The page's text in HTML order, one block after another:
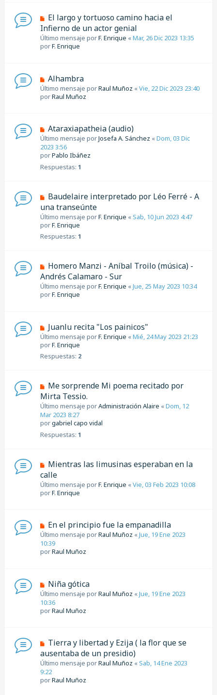
El largo y tortuoso camino hacia el
Infierno de un actor genial
Último mensaje porF. Enrique «Mar, 26 Dic 2023 13:35
porF. Enrique
Alhambra
Último mensaje porRaul Muñoz «Vie, 22 Dic 2023 23:40
porRaul Muñoz
Ataraxiapatheia (audio)
Último mensaje porJosefa A. Sánchez «Dom, 03 Dic
2023 3:56
porPablo Ibáñez
Respuestas: 1
Baudelaire interpretado por Léo Ferré - A
una transeúnte
Último mensaje porF. Enrique «Sab, 10 Jun 2023 4:47
porF. Enrique
Respuestas: 1
Homero Manzi - Aníbal Troilo (música) -
Andrés Calamaro - Sur
Último mensaje porF. Enrique «Jue, 25 May 2023 10:34
porF. Enrique
Juanlu recita "Los painicos"
Último mensaje porF. Enrique «Mié, 24 May 2023 21:23
porF. Enrique
Respuestas: 2
Me sorprende Mi poema recitado por
Mirta Tessio.
Último mensaje porAdministración Alaire «Dom, 12
Mar 2023 8:27
porgabriel capo vidal
Respuestas: 1
Mientras las limusinas esperaban en la
calle
Último mensaje porF. Enrique «Vie, 03 Feb 2023 10:08
porF. Enrique
En el principio fue la empanadilla
Último mensaje porRaul Muñoz «Jue, 19 Ene 2023
10:39
porRaul Muñoz
Niña gótica
Último mensaje porRaul Muñoz «Jue, 19 Ene 2023
10:36
porRaul Muñoz
Tierra y libertad y Ezija ( la flor que se
ausentaba de un presidio)
Último mensaje porRaul Muñoz «Sab, 14 Ene 2023
9:22
porRaul Muñoz